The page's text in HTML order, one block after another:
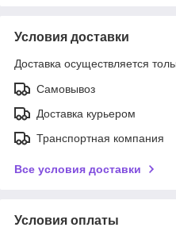
Условия доставки
Доставка осуществляется
Самовывоз
Доставка курьером
Транспортная компания
Все условия доставки
Условия оплаты